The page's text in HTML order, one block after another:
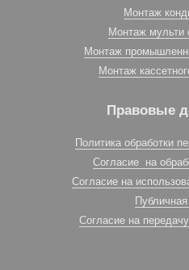
Монтаж
Монтаж мульти
Монтаж
Монтаж
Правовые
Политика обработки
Согласие на
Согласие на
Согласие на